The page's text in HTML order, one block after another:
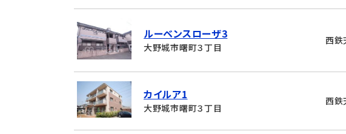
ルーベンスローザ3
大野城市曙町３丁目
西
カイルア1
大野城市曙町３丁目
西